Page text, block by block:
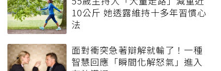
10公斤 她透露維持十多年習慣心
法
面對衝突急著辯解就輸了！一種
智慧回應「瞬間化解怒氣」進入